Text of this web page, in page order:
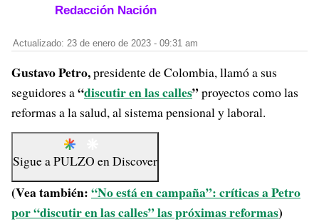
Redacción Nación
Actualizado: 23 de enero de 2023 - 09:31 am
Gustavo Petro,presidente de Colombia, llamó a sus
seguidores a“discutir en las calles”proyectos como las
reformas a la salud, al sistema pensional y laboral.
Sigue aPULZO enDiscover
(Vea también:“No está en campaña”: críticas a Petro
por “discutir en las calles” las próximas reformas)